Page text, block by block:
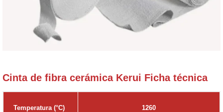
Cinta de fibra cerámica Kerui Ficha técnica
Temperatura (°C) 1260